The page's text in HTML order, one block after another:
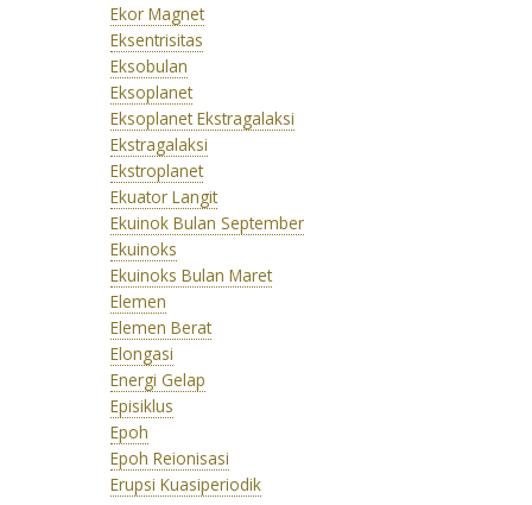
Ekor Magnet
Eksentrisitas
Eksobulan
Eksoplanet
Eksoplanet Ekstragalaksi
Ekstragalaksi
Ekstroplanet
Ekuator Langit
Ekuinok Bulan September
Ekuinoks
Ekuinoks Bulan Maret
Elemen
Elemen Berat
Elongasi
Energi Gelap
Episiklus
Epoh
Epoh Reionisasi
Erupsi Kuasiperiodik